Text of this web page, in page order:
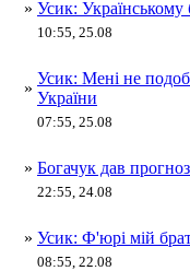
» Усик: Українському
10:55, 25.08
»
Усик: Мені не
України
07:55, 25.08
» Богачук дав
22:55, 24.08
» Усик: Ф'юрі мій
08:55, 22.08